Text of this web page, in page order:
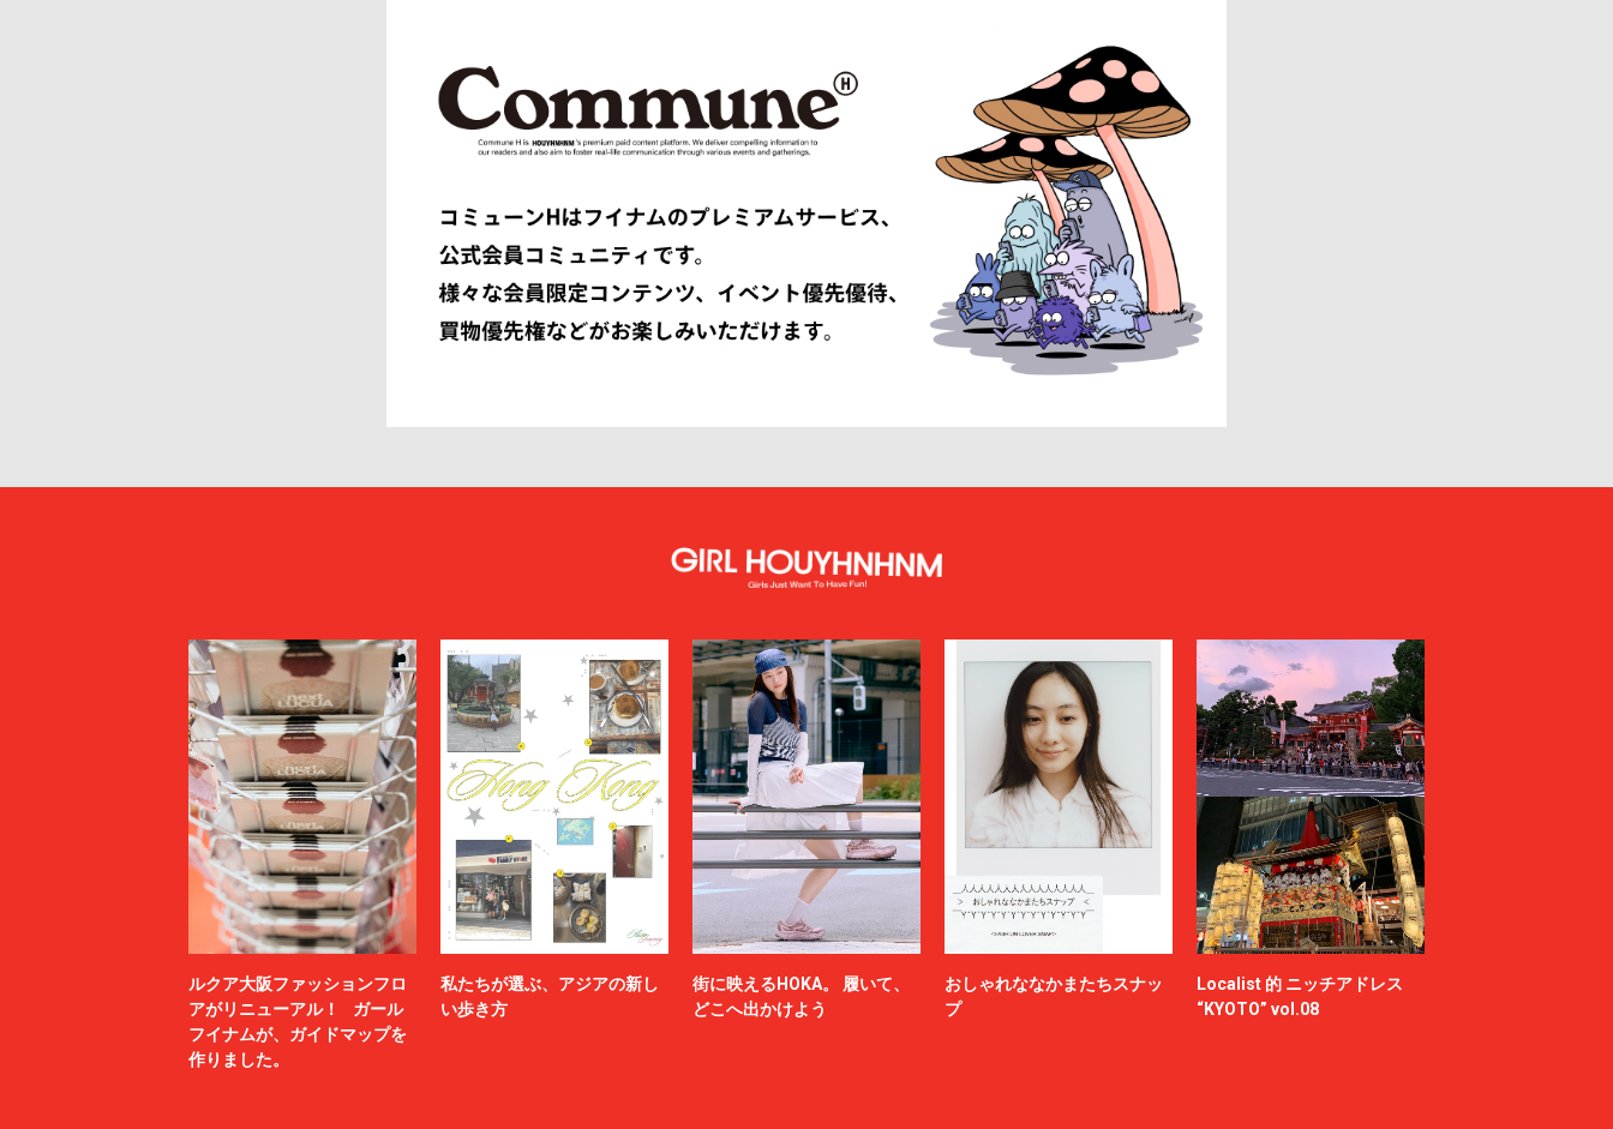
ルクア大阪ファッションフロ
アがリニューアル！ ガール
フイナムが、ガイドマップを
作りました。
私たちが選ぶ、アジアの新し
い歩き方
街に映えるHOKA。 履いて、
どこへ出かけよう
おしゃれななかまたちスナッ
プ
Localist 的 ニッチアドレス
“KYOTO” vol.08